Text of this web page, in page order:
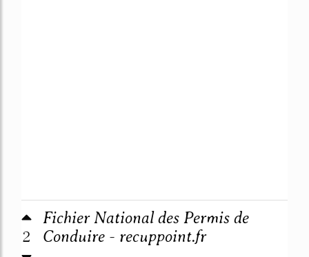
2
Fichier National des Permis de
Conduire - recuppoint.fr